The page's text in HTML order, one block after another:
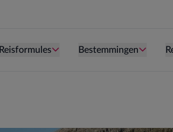
Reisformules Persoon is te oud kind te
Bestemmingen